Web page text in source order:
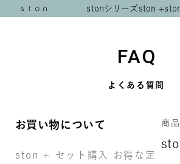
stonシリーズ ston +
FAQ
よくある質問
お買い物について
ston + セット購入 お得な定
商